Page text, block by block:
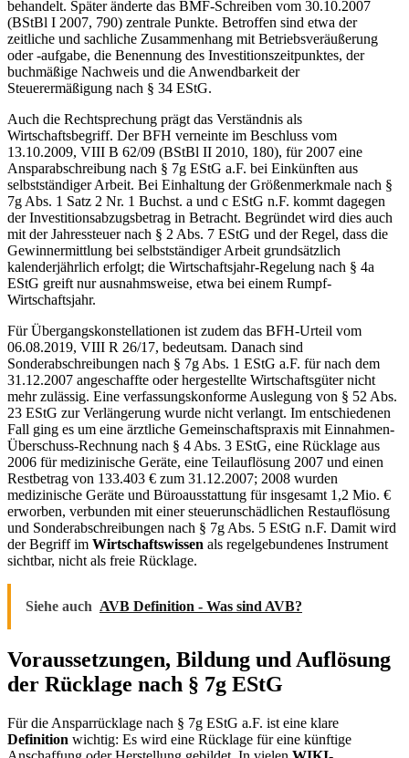
behandelt. Später änderte das BMF-Schreiben vom 30.10.2007
(BStBl I 2007, 790) zentrale Punkte. Betroffen sind etwa der
zeitliche und sachliche Zusammenhang mit Betriebsveräußerung
oder -aufgabe, die Benennung des Investitionszeitpunktes, der
buchmäßige Nachweis und die Anwendbarkeit der
Steuerermäßigung nach § 34 EStG.
Auch die Rechtsprechung prägt das Verständnis als
Wirtschaftsbegriff. Der BFH verneinte im Beschluss vom
13.10.2009, VIII B 62/09 (BStBl II 2010, 180), für 2007 eine
Ansparabschreibung nach § 7g EStG a.F. bei Einkünften aus
selbstständiger Arbeit. Bei Einhaltung der Größenmerkmale nach §
7g Abs. 1 Satz 2 Nr. 1 Buchst. a und c EStG n.F. kommt dagegen
der Investitionsabzugsbetrag in Betracht. Begründet wird dies auch
mit der Jahressteuer nach § 2 Abs. 7 EStG und der Regel, dass die
Gewinnermittlung bei selbstständiger Arbeit grundsätzlich
kalenderjährlich erfolgt; die Wirtschaftsjahr-Regelung nach § 4a
EStG greift nur ausnahmsweise, etwa bei einem Rumpf-
Wirtschaftsjahr.
Für Übergangskonstellationen ist zudem das BFH-Urteil vom
06.08.2019, VIII R 26/17, bedeutsam. Danach sind
Sonderabschreibungen nach § 7g Abs. 1 EStG a.F. für nach dem
31.12.2007 angeschaffte oder hergestellte Wirtschaftsgüter nicht
mehr zulässig. Eine verfassungskonforme Auslegung von § 52 Abs.
23 EStG zur Verlängerung wurde nicht verlangt. Im entschiedenen
Fall ging es um eine ärztliche Gemeinschaftspraxis mit Einnahmen-
Überschuss-Rechnung nach § 4 Abs. 3 EStG, eine Rücklage aus
2006 für medizinische Geräte, eine Teilauflösung 2007 und einen
Restbetrag von 133.403 € zum 31.12.2007; 2008 wurden
medizinische Geräte und Büroausstattung für insgesamt 1,2 Mio. €
erworben, verbunden mit einer steuerunschädlichen Restauflösung
und Sonderabschreibungen nach § 7g Abs. 5 EStG n.F. Damit wird
der Begriff im Wirtschaftswissen als regelgebundenes Instrument
sichtbar, nicht als freie Rücklage.
Siehe auch AVB Definition - Was sind AVB?
Voraussetzungen, Bildung und Auflösung
der Rücklage nach § 7g EStG
Für die Ansparrücklage nach § 7g EStG a.F. ist eine klare
Definition wichtig: Es wird eine Rücklage für eine künftige